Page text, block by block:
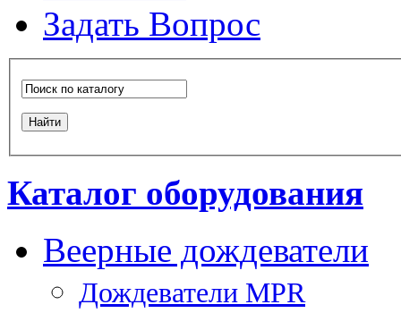
Задать Вопрос
Каталог оборудования
Веерные дождеватели
Дождеватели MPR